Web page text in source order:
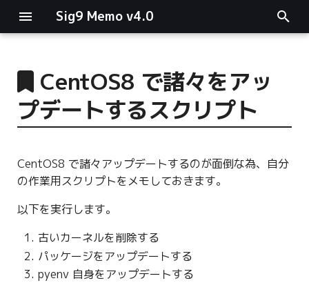
Sig9 Memo v4.0
main関数
リスト関連
ファイルの読み書き
条件分岐
型指定
CentOS8 で諸々をアッ
プデートするスクリプト
CentOS8 で諸々アップデートするのが面倒な為、自分
の作業用スクリプトをメモしておきます。
以下を実行します。
古いカーネルを削除する
パッケージをアップデートする
pyenv 自身をアップデートする